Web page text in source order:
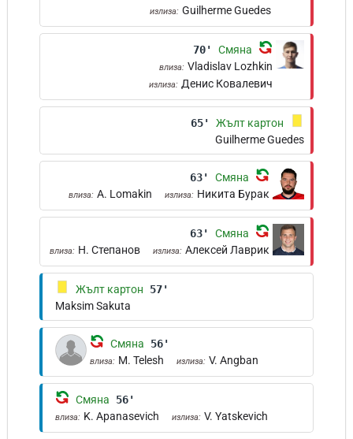
излиза: Guilherme Guedes
70' Смяна
влиза: Vladislav Lozhkin
излиза: Денис Ковалевич
65'
Жълт картон
Guilherme Guedes
63' Смяна
влиза: A. Lomakin излиза: Никита Бурак
63' Смяна
влиза: Н. Степанов излиза: Алексей Лаврик
Жълт картон
57'
Maksim Sakuta
Смяна 56'
влиза: M. Telesh излиза: V. Angban
Смяна 56'
влиза: K. Apanasevich излиза: V. Yatskevich